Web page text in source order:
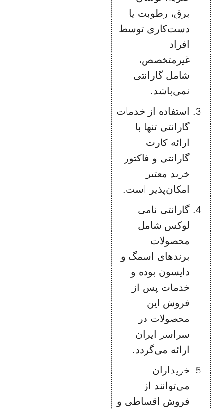
برق، رطوبت یا
دست‌کاری توسط
افراد
غیرمتخصص،
شامل گارانتی
نمی‌باشد.
استفاده از خدمات
گارانتی تنها با
ارائه کارت
گارانتی و فاکتور
خرید معتبر
امکان‌پذیر است.
گارانتی نامی
لوکس شامل
محصولات
برندهای اسمگ و
دایسون بوده و
خدمات پس از
فروش این
محصولات در
سراسر ایران
ارائه می‌گردد.
خریداران
می‌توانند از
فروش اقساطی و